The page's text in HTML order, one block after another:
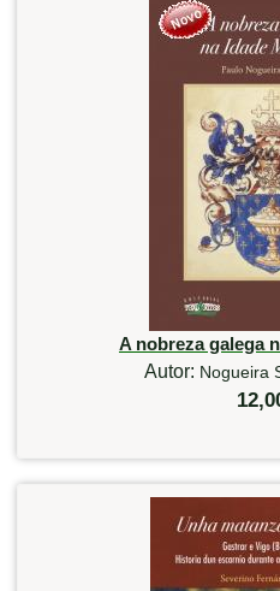
A nobreza galega
Autor: Nogueira